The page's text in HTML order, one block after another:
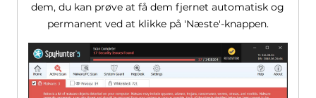
dem, du kan prøve at få dem fjernet automatisk og
permanent ved at klikke på 'Næste'-knappen.